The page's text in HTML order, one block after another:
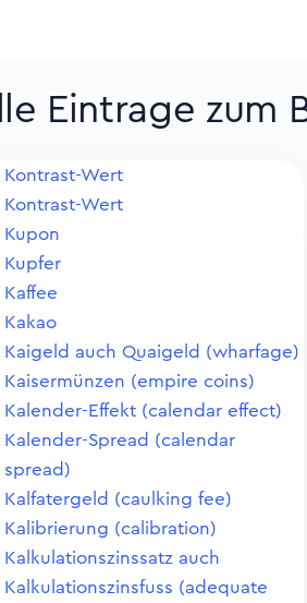
Eintrage zum
Kontrast-Wert
Kontrast-Wert
Kupon
Kupfer
Kaffee
Kakao
Kaigeld auch Quaigeld (wharfage)
Kaisermünzen (empire coins)
Kalender-Effekt (calendar effect)
Kalender-Spread (calendar
spread)
Kalfatergeld (caulking fee)
Kalibrierung (calibration)
Kalkulationszinssatz auch
Kalkulationszinsfuss (adequate